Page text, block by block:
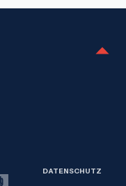
DATENSCHUTZ